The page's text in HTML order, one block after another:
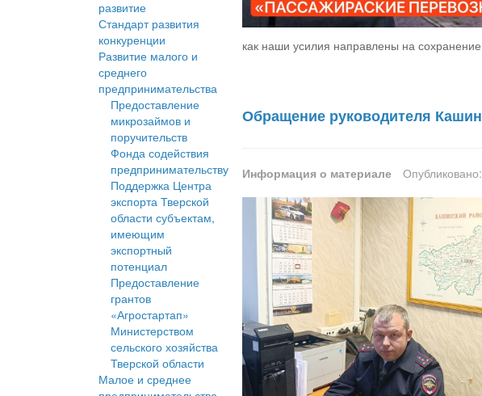
развитие
Стандарт развития
конкуренции
Развитие малого и
среднего
предпринимательства
Предоставление
микрозаймов и
поручительств
Фонда содействия
предпринимательству
Поддержка Центра
экспорта Тверской
области субъектам,
имеющим
экспортный
потенциал
Предоставление
грантов
«Агростартап»
Министерством
сельского хозяйства
Тверской области
Малое и среднее
как наши усилия направлены на
Обращение руководителя
Информация о материале